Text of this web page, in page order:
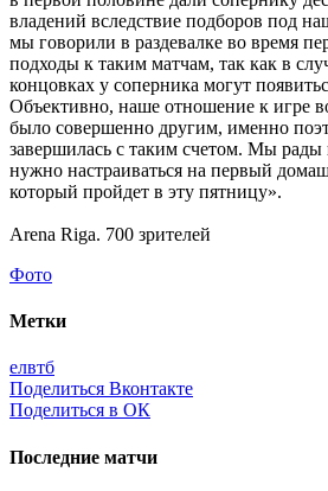
владений вследствие подборов под
мы говорили в раздевалке во время
подходы к таким матчам, так как в
концовках у соперника могут
Объективно, наше отношение к игре
было совершенно другим, именно
завершилась с таким счетом. Мы рады
нужно настраиваться на первый
который пройдет в эту пятницу».
Arena Riga. 700 зрителей
Фото
Метки
елвтб
Поделиться Вконтакте
Поделиться в ОК
Последние матчи